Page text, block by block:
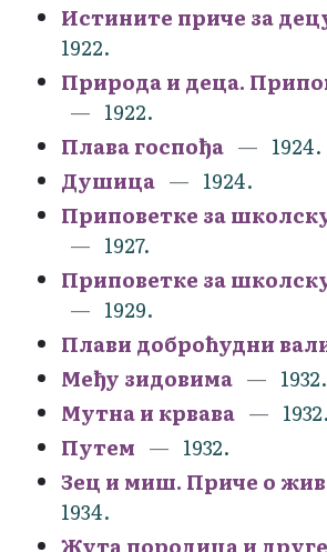
Истините приче за
1922.
Природа и деца.
1922.
Плава госпођа
1924.
Душица
1924.
Приповетке за
1927.
Приповетке за
1929.
Плави доброћудни
Међу зидовима
1932.
Мутна и крвава
1932.
Путем
1932.
Зец и миш. Приче о
1934.
Жута породица и